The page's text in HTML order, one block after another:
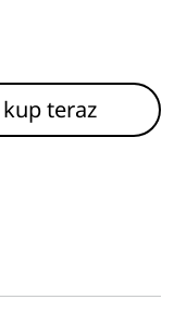
kup teraz